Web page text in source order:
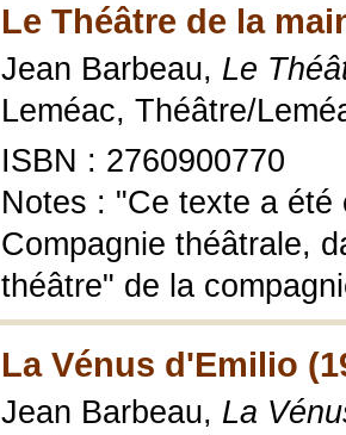
Le Théâtre de la
Jean Barbeau, Le
Leméac, Théâtre/
ISBN : 2760900770
Notes : "Ce texte a été
Compagnie théâtrale,
théâtre" de la
La Vénus d'Emilio
Jean Barbeau, La